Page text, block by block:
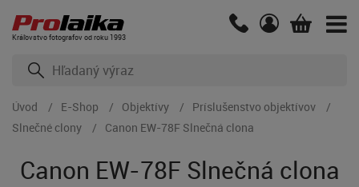
Kráľovstvo fotografov od roku 1993
Úvod E-Shop Objektívy
Príslušenstvo objektívov
Slnečné clony
Canon EW-78F Slnečná clona
Canon EW-78F Slnečná clona